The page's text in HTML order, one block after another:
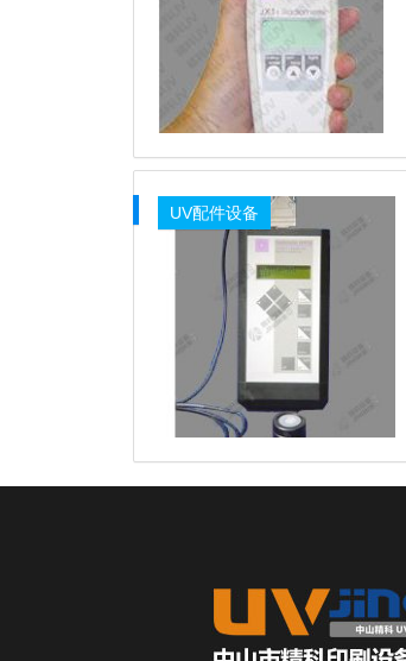
UV配件设备